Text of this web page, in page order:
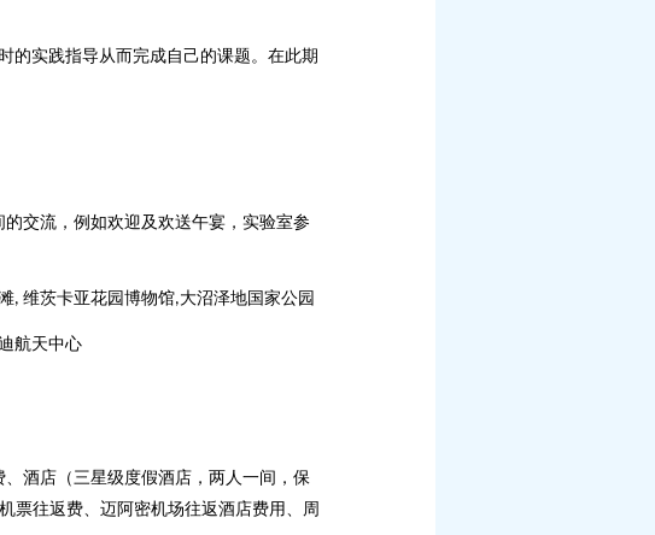
的实践指导从而完成自己的课题。在此期
交流，例如欢迎及欢送午宴，实验室参
,维茨卡亚花园博物馆,大沼泽地国家公园
航天中心
酒店（三星级度假酒店，两人一间，保
票往返费、迈阿密机场往返酒店费用、周